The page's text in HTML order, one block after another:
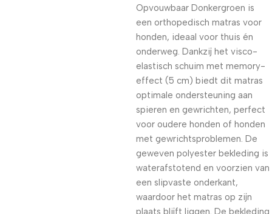
Opvouwbaar Donkergroen is
een orthopedisch matras voor
honden, ideaal voor thuis én
onderweg. Dankzij het visco-
elastisch schuim met memory-
effect (5 cm) biedt dit matras
optimale ondersteuning aan
spieren en gewrichten, perfect
voor oudere honden of honden
met gewrichtsproblemen. De
geweven polyester bekleding is
waterafstotend en voorzien van
een slipvaste onderkant,
waardoor het matras op zijn
plaats blijft liggen. De bekleding